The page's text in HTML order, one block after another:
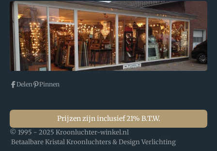
Delen Pinnen
Prijzen zijn inclusief 21% B.T.W.
© 1995 - 2025 Kroonluchter-winkel.nl
Betaalbare Kristal Kroonluchters & Design Verlichting